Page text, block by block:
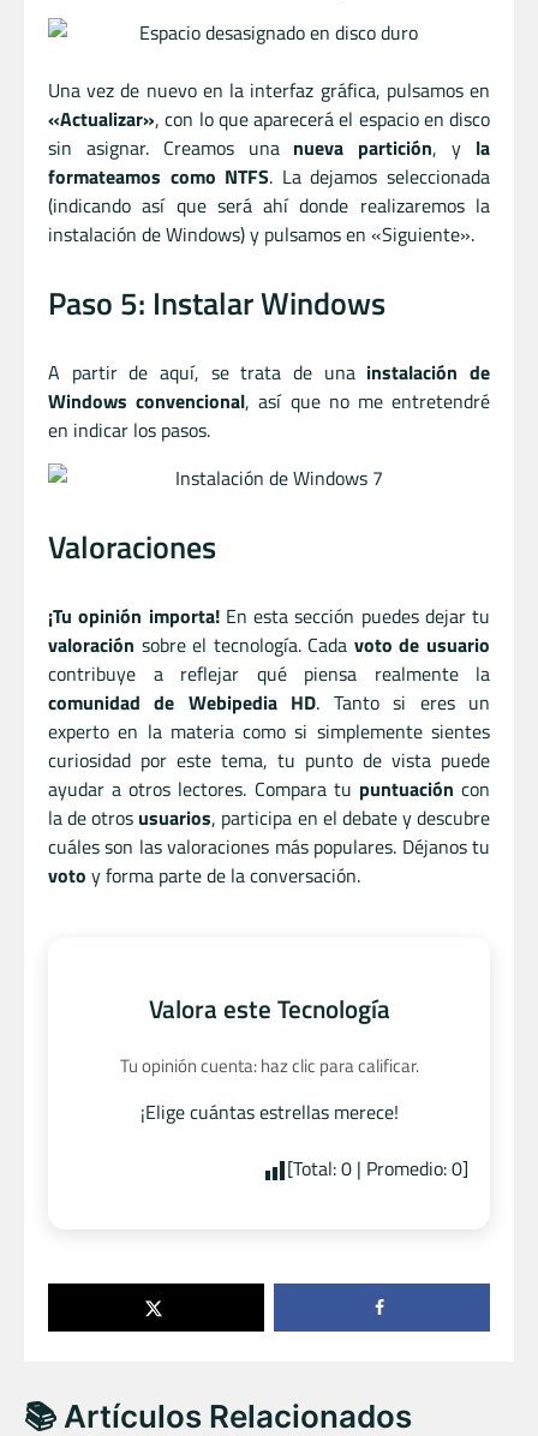
Una vez de nuevo en la interfaz gráfica, pulsamos en
«Actualizar», con lo que aparecerá el espacio en disco
sin asignar. Creamos una nueva partición, y la
formateamos como NTFS. La dejamos seleccionada
(indicando así que será ahí donde realizaremos la
instalación de Windows) y pulsamos en «Siguiente».
Paso 5: Instalar Windows
A partir de aquí, se trata de una instalación de
Windows convencional, así que no me entretendré
en indicar los pasos.
Valoraciones
¡Tu opinión importa!En esta sección puedes dejar tu
valoración sobre el tecnología. Cada voto de usuario
contribuye a reflejar qué piensa realmente la
comunidad de Webipedia HD. Tanto si eres un
experto en la materia como si simplemente sientes
curiosidad por este tema, tu punto de vista puede
ayudar a otros lectores. Compara tu puntuación con
la de otros usuarios, participa en el debate y descubre
cuáles son las valoraciones más populares. Déjanos tu
voto y forma parte de la conversación.
Valora este Tecnología
Tu opinión cuenta: haz clic para calificar.
¡Elige cuántas estrellas merece!
[Total:0| Promedio:0]
📚 Artículos Relacionados